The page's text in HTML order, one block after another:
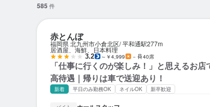
585 件
赤とんぼ
福岡県 北九州市小倉北区 平和通駅277m
居酒屋、海鮮、日本料理
3.2 ～￥4,999 － 40席
「仕事に行くのが楽しみ！」と思えるお
高待遇｜帰りは車で送迎あり！
新着 平日のみ勤務OK ネイルOK 新卒歓迎